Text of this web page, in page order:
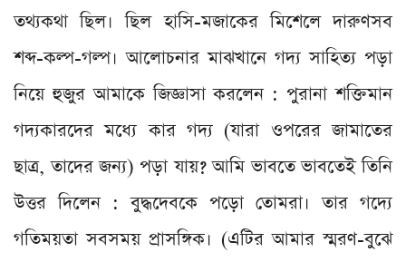
তথ্যকথা ছিল। ছিল হাসি-মজাকের মিশেলে দারুণসব
শব্দ-কল্প-গল্প। আলোচনার মাঝখানে গদ্য সাহিত্য পড়া
নিয়ে হুজুর আমাকে জিজ্ঞাসা করলেন : পুরানা শক্তিমান
গদ্যকারদের মধ্যে কার গদ্য (যারা ওপরের জামাতের
ছাত্র, তাদের জন্য) পড়া যায়? আমি ভাবতে ভাবতেই তিনি
উত্তর দিলেন : বুদ্ধদেবকে পড়ো তোমরা। তার গদ্যে
গতিময়তা সবসময় প্রাসঙ্গিক। (এটির আমার স্মরণ-বুঝে